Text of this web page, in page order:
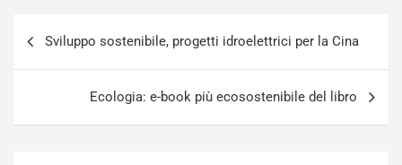
articoli
Sviluppo sostenibile, progetti idroelettrici per la Cina
Ecologia: e-book più ecosostenibile del libro